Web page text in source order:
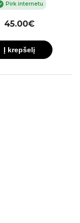
Pirk internetu
45.00€
Į krepšelį